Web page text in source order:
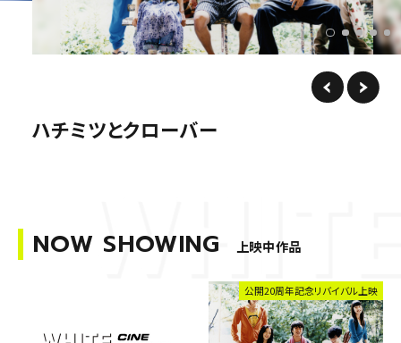
ハチミツとクローバー
1 2 3 4 5
NOW SHOWING 上映中作品
公開20周年記念リバイバル上映